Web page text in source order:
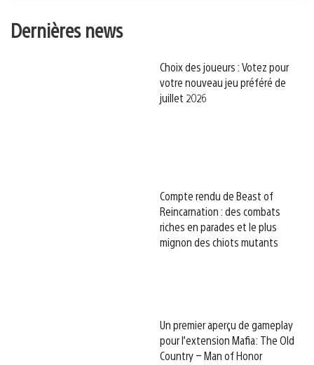
Dernières news
Choix des joueurs : Votez pour
votre nouveau jeu préféré de
juillet 2026
Compte rendu de Beast of
Reincarnation : des combats
riches en parades et le plus
mignon des chiots mutants
Un premier aperçu de gameplay
pour l’extension Mafia: The Old
Country – Man of Honor